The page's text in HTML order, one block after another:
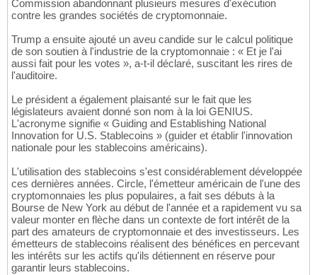
Commission abandonnant plusieurs mesures d'exécution
contre les grandes sociétés de cryptomonnaie.
Trump a ensuite ajouté un aveu candide sur le calcul politique
de son soutien à l'industrie de la cryptomonnaie : « Et je l'ai
aussi fait pour les votes », a-t-il déclaré, suscitant les rires de
l'auditoire.
Le président a également plaisanté sur le fait que les
législateurs avaient donné son nom à la loi GENIUS.
L'acronyme signifie « Guiding and Establishing National
Innovation for U.S. Stablecoins » (guider et établir l'innovation
nationale pour les stablecoins américains).
L'utilisation des stablecoins s'est considérablement développée
ces dernières années. Circle, l'émetteur américain de l'une des
cryptomonnaies les plus populaires, a fait ses débuts à la
Bourse de New York au début de l'année et a rapidement vu sa
valeur monter en flèche dans un contexte de fort intérêt de la
part des amateurs de cryptomonnaie et des investisseurs. Les
émetteurs de stablecoins réalisent des bénéfices en percevant
les intérêts sur les actifs qu'ils détiennent en réserve pour
garantir leurs stablecoins.